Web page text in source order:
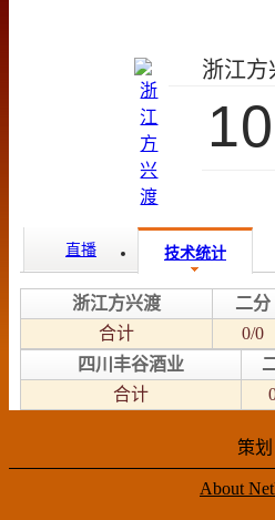
浙江方
直播 技术统计
浙江方兴渡 二分
合计
0/0
四川丰谷酒业
合计
策
About